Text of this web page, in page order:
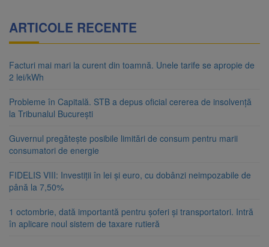
ARTICOLE RECENTE
Facturi mai mari la curent din toamnă. Unele tarife se apropie de
2 lei/kWh
Probleme în Capitală. STB a depus oficial cererea de insolvență
la Tribunalul București
Guvernul pregătește posibile limitări de consum pentru marii
consumatori de energie
FIDELIS VIII: Investiții în lei și euro, cu dobânzi neimpozabile de
până la 7,50%
1 octombrie, dată importantă pentru șoferi și transportatori. Intră
în aplicare noul sistem de taxare rutieră